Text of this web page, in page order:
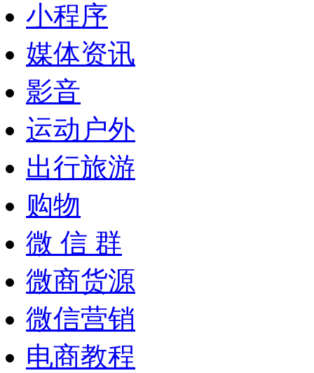
小程序
媒体资讯
影音
运动户外
出行旅游
购物
微 信 群
微商货源
微信营销
电商教程